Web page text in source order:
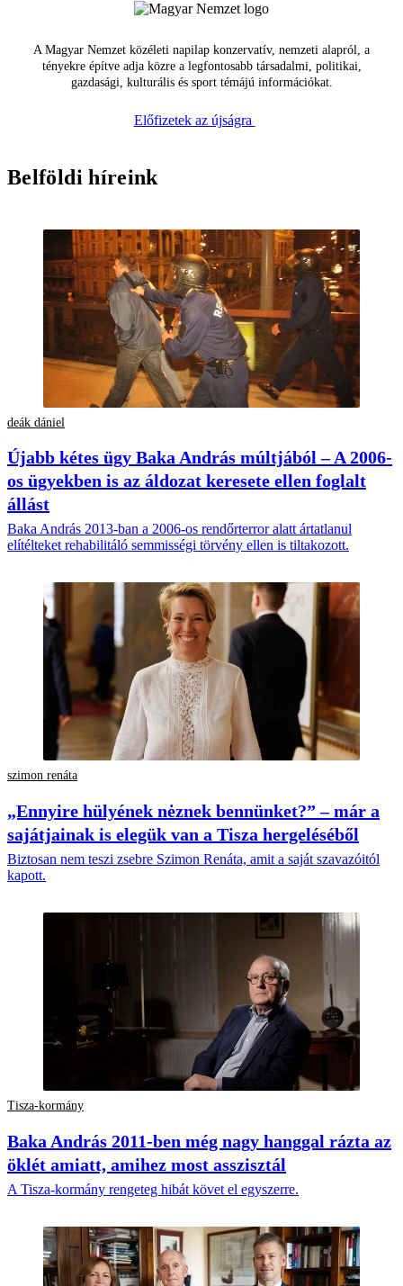
A Magyar Nemzet közéleti napilap konzervatív, nemzeti alapról, a
tényekre építve adja közre a legfontosabb társadalmi, politikai,
gazdasági, kulturális és sport témájú információkat.
Előfizetek az újságra
Belföldi híreink
deák dániel
Újabb kétes ügy Baka András múltjából – A 2006-
os ügyekben is az áldozat keresete ellen foglalt
állást
Baka András 2013-ban a 2006-os rendőrterror alatt ártatlanul
elítélteket rehabilitáló semmisségi törvény ellen is tiltakozott.
szimon renáta
„Ennyire hülyének nėznek bennünket?” – már a
sajátjainak is elegük van a Tisza hergeléséből
Biztosan nem teszi zsebre Szimon Renáta, amit a saját szavazóitól
kapott.
Tisza-kormány
Baka András 2011-ben még nagy hanggal rázta az
öklét amiatt, amihez most asszisztál
A Tisza-kormány rengeteg hibát követ el egyszerre.